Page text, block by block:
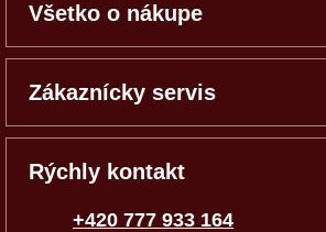
Všetko o nákupe
Zákaznícky servis
Rýchly kontakt
+420 777 933 164